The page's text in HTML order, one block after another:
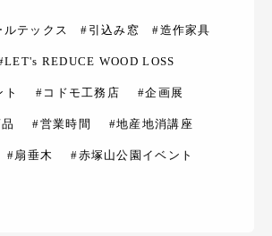
テックス #引込み窓 #造作家具
REDUCE WOOD LOSS
ト #コドモ工務店 #企画展
#営業時間 #地産地消講座
#扇垂木 #赤塚山公園イベント